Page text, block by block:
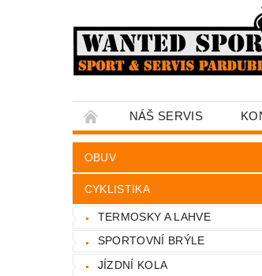
NÁŠ SERVIS
OBUV
CYKLISTIKA
TERMOSKY A LAHVE
SPORTOVNÍ BRÝLE
JÍZDNÍ KOLA